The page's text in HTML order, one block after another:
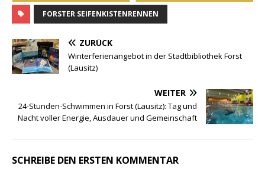
FORSTER SEIFENKISTENRENNEN
ZURÜCK
Winterferienangebot in der Stadtbibliothek Forst
(Lausitz)
WEITER
24-Stunden-Schwimmen in Forst (Lausitz): Tag und
Nacht voller Energie, Ausdauer und Gemeinschaft
SCHREIBE DEN ERSTEN KOMMENTAR